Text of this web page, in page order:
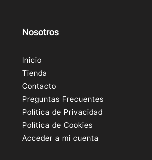
Nosotros
Inicio
Tienda
Contacto
Preguntas Frecuentes
Política de Privacidad
Política de Cookies
Acceder a mi cuenta